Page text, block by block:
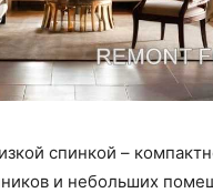
спинкой –
и небольших